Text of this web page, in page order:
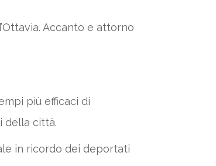
Accanto e attorno
più efficaci di
della città.
in ricordo dei deportati